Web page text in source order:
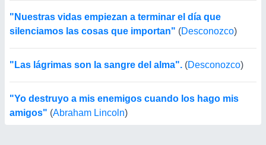
"Nuestras vidas empiezan a terminar el día que
silenciamos las cosas que importan" (Desconozco)
"Las lágrimas son la sangre del alma". (Desconozco)
"Yo destruyo a mis enemigos cuando los hago mis
amigos" (Abraham Lincoln)